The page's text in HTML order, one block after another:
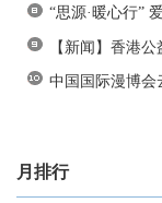
“思源·暖心行”
【新闻】香港
中国国际漫博会
月排行